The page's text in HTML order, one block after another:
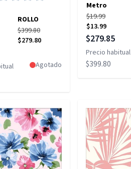
ROLLO
$399.80
$279.80
Agotado
Metro
$19.99
$13.99
Precio especial
$279.85
Precio habitual
$399.80